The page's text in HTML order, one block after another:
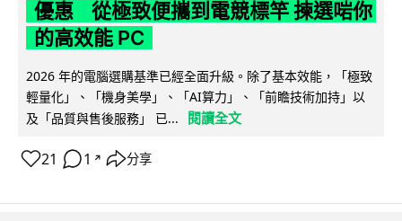
優惠 從極致便攜到電競標竿 揀選啱你
的高效能 PC
2026 年的電腦選購基準已經全面升級。除了基本效能，「極致
輕量化」、「機身美學」、「AI算力」、「前瞻技術加持」以
及「品質與售後服務」 已...
閱讀全文
21 1 ↗ 分享